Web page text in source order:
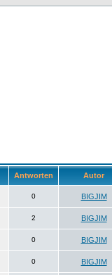
Antworten Autor
0 BIGJIM
2 BIGJIM
0 BIGJIM
0 BIGJIM